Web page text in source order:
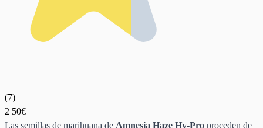
(7)
2 50€
Las semillas de marihuana de Amnesia Haze Hy-Pro proceden de